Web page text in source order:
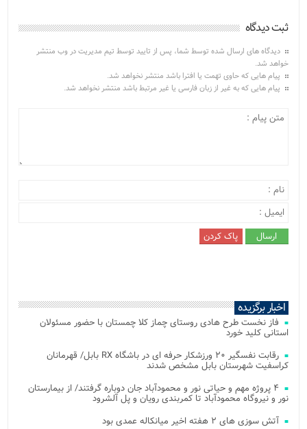
ثبت دیدگاه
دیدگاه های ارسال شده توسط شما، پس از تایید توسط تیم مدیریت در وب منتشر
خواهد شد.
پیام هایی که حاوی تهمت یا افترا باشد منتشر نخواهد شد.
پیام هایی که به غیر از زبان فارسی یا غیر مرتبط باشد منتشر نخواهد شد.
اخبار برگزیده
فاز نخست طرح هادی روستای چماز کلا چمستان با حضور مسئولان
استانی کلید خورد
رقابت نفسگیر ۲۰ ورزشکار حرفه ای در باشگاه RX بابل/ قهرمانان
کراسفیت شهرستان بابل مشخص شدند
۴ پروژه مهم و حیاتی نور و محمودآباد جان دوباره گرفتند/ از بیمارستان
نور و نیروگاه محمودآباد تا کمربندی رویان و پل آلشرود
آتش‌ سوزی‌ های ۲ هفته اخیر میانکاله عمدی بود